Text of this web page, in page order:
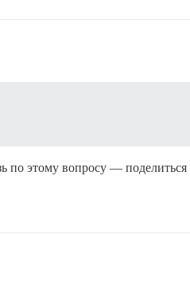
по этому вопросу —